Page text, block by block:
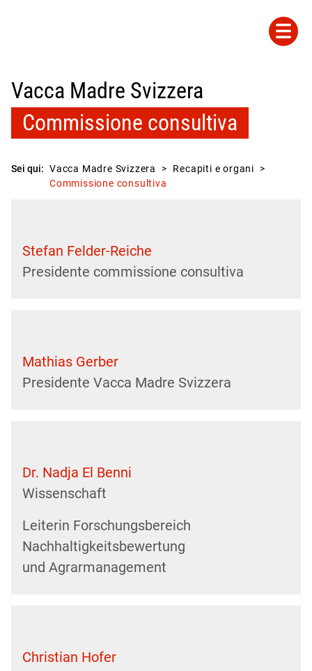
Vacca Madre Svizzera
Commissione consultiva
Sei qui: Vacca Madre Svizzera
Recapiti e organi
Commissione consultiva
Stefan Felder-Reiche
Presidente commissione consultiva
Mathias Gerber
Presidente Vacca Madre Svizzera
Dr. Nadja El Benni
Wissenschaft
Leiterin Forschungsbereich
Nachhaltigkeitsbewertung
und Agrarmanagement
Christian Hofer